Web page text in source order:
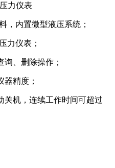
力仪表
内置微型液压系统；
力仪表；
、删除操作；
精度；
机，连续工作时间可超过